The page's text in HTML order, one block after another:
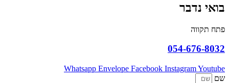
בואי נדבר
פתח תקווה
054-676-8032
Whatsapp Envelope Facebook InstagramYoutube
שם